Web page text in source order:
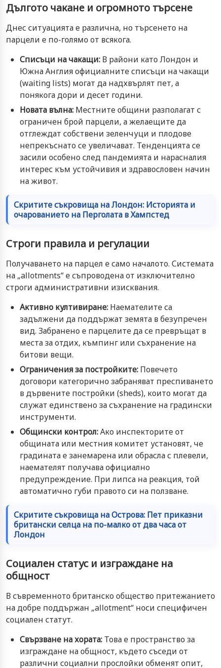
Дългото чакане и огромното търсене
Днес ситуацията е различна, но търсенето на
парцели е по-голямо от всякога.
Списъци на чакащи: В райони като Лондон и
Южна Англия официалните списъци на чакащи
(waiting lists) могат да надхвърлят пет, а
понякога дори и десет години.
Новата вълна: Местните общини разполагат с
ограничен брой парцели, а желаещите да
отглеждат собствени зеленчуци и плодове
непрекъснато се увеличават. Тенденцията се
засили особено след пандемията и нарасналия
интерес към устойчивия и здравословен начин
на живот.
Скритите съкровища на Лондон: Историята и
очарованието на Перголата в Хампстед
Строги правила и регулации
Получаването на парцел е само началото. Системата
на „allotments“ е съпроводена от изключително
строги административни изисквания.
Активно култивиране: Наемателите са
задължени да поддържат земята в безупречен
вид. Забранено е парцелите да се превръщат в
места за отдих, къмпинг или съхранение на
битови вещи.
Ограничения за постройките: Повечето
договори категорично забраняват преспиването
в дървените постройки (sheds), които могат да
служат единствено за съхранение на градински
инструменти.
Общински контрол:Ако инспекторите от
общината или местния комитет установят, че
градината е занемарена или обрасла с плевели,
наемателят получава официално
предупреждение. При липса на реакция, той
автоматично губи правото си на ползване.
Скритите съкровища на Острова: Пет приказни
британски селца на по-малко от два часа от
Лондон
Социален статус и изграждане на
общност
В съвременното британско общество притежанието
на добре поддържан „allotment“ носи специфичен
социален статут.
Свързване на хората: Това е пространство за
изграждане на общност, където съседи от
различни социални прослойки обменят опит,